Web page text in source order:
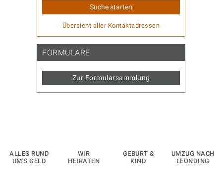
Übersicht aller Kontaktadressen
FORMULARE
Zur Formularsammlung
ALLES RUND
UM'S GELD
WIR
HEIRATEN
GEBURT &
KIND
UMZUG NACH
LEONDING